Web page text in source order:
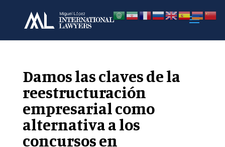
Damos las claves de la
reestructuración
empresarial como
alternativa a los
concursos en